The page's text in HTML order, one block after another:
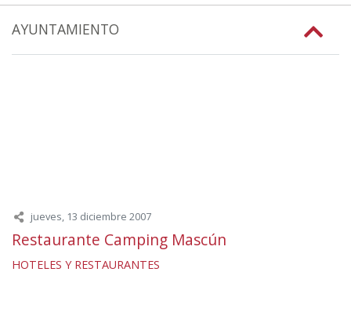
AYUNTAMIENTO
jueves, 13 diciembre 2007
Restaurante Camping Mascún
HOTELES Y RESTAURANTES